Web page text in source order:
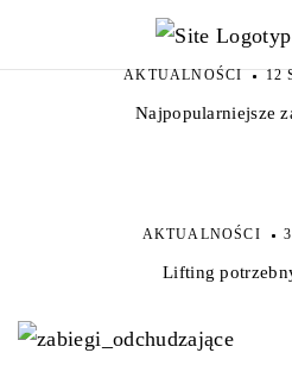
AKTUALNOŚCI 12
Najpopularniejsze
AKTUALNOŚCI
Lifting